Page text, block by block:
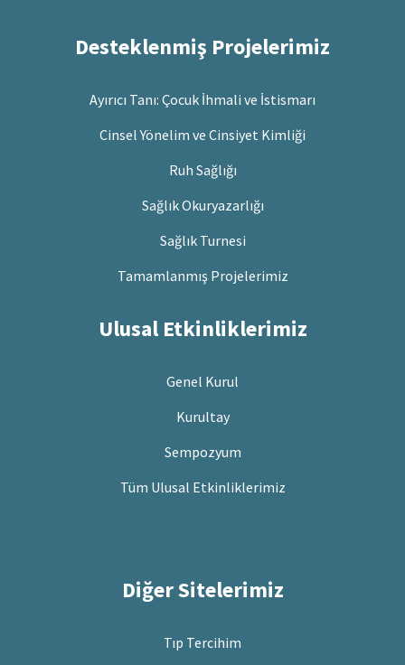
Desteklenmiş Projelerimiz
Ayırıcı Tanı: Çocuk İhmali ve İstismarı
Cinsel Yönelim ve Cinsiyet Kimliği
Ruh Sağlığı
Sağlık Okuryazarlığı
Sağlık Turnesi
Tamamlanmış Projelerimiz
Ulusal Etkinliklerimiz
Genel Kurul
Kurultay
Sempozyum
Tüm Ulusal Etkinliklerimiz
Diğer Sitelerimiz
Tıp Tercihim